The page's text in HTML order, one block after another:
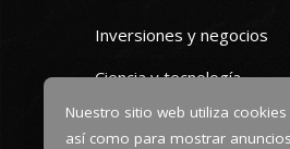
Nuestro sitio web utiliza
así como para mostrar
Inversiones y negocios
Ciencia y tecnología
Cultura y ocio